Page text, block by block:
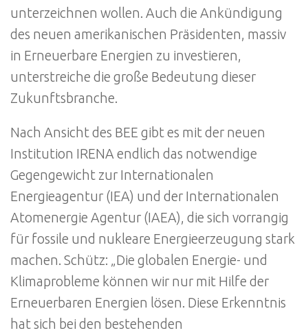
unterzeichnen wollen. Auch die Ankündigung
des neuen amerikanischen Präsidenten, massiv
in Erneuerbare Energien zu investieren,
unterstreiche die große Bedeutung dieser
Zukunftsbranche.
Nach Ansicht des BEE gibt es mit der neuen
Institution IRENA endlich das notwendige
Gegengewicht zur Internationalen
Energieagentur (IEA) und der Internationalen
Atomenergie Agentur (IAEA), die sich vorrangig
für fossile und nukleare Energieerzeugung stark
machen. Schütz: „Die globalen Energie- und
Klimaprobleme können wir nur mit Hilfe der
Erneuerbaren Energien lösen. Diese Erkenntnis
hat sich bei den bestehenden